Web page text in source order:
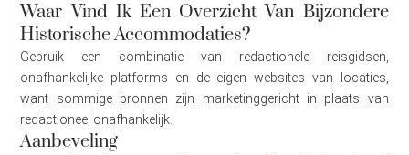
Waar Vind Ik Een Overzicht Van Bijzondere
Historische Accommodaties?
Gebruik een combinatie van redactionele reisgidsen,
onafhankelijke platforms en de eigen websites van locaties,
want sommige bronnen zijn marketinggericht in plaats van
redactioneel onafhankelijk.
Aanbeveling